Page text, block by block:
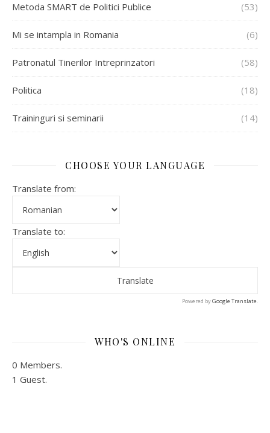
Metoda SMART de Politici Publice (53)
Mi se intampla in Romania (6)
Patronatul Tinerilor Intreprinzatori (58)
Politica (18)
Traininguri si seminarii (14)
CHOOSE YOUR LANGUAGE
Translate from:
Translate to:
Powered byGoogle Translate.
WHO'S ONLINE
0 Members.
1 Guest.